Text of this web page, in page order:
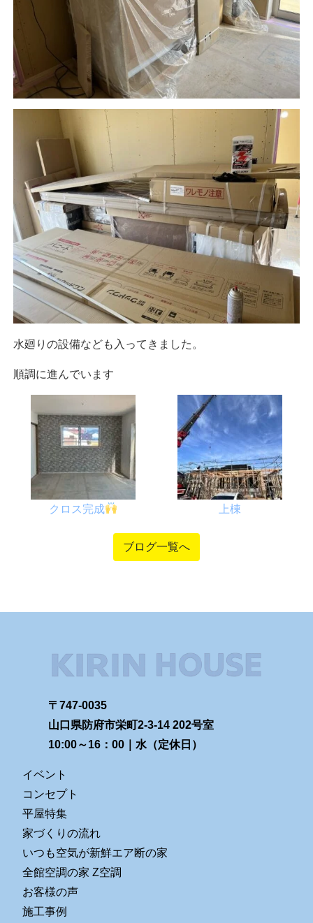
水廻りの設備なども入ってきました。
順調に進んでいます
クロス完成 上棟
ブログ一覧へ
〒747-0035
山口県防府市栄町2-3-14 202号室
10:00～16：00｜水（定休日）
イベント
コンセプト
平屋特集
家づくりの流れ
いつも空気が新鮮エア断の家
全館空調の家 Z空調
お客様の声
施工事例